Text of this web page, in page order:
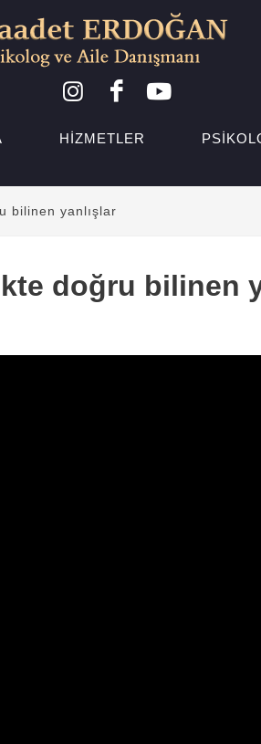
HIZMETLER
bilinen yanlışlar
doğru bilinen